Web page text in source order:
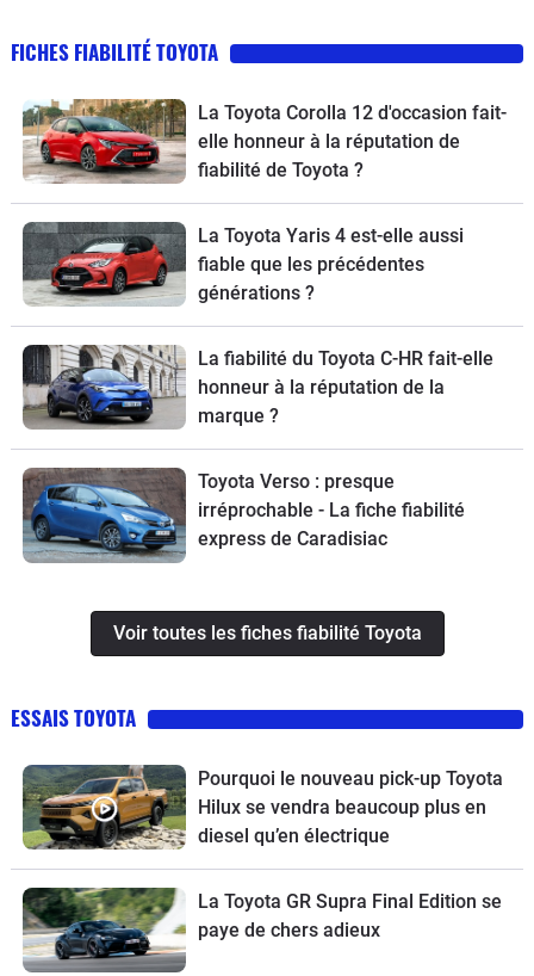
FICHES FIABILITÉ TOYOTA
La Toyota Corolla 12 d'occasion fait-
elle honneur à la réputation de
fiabilité de Toyota ?
La Toyota Yaris 4 est-elle aussi
fiable que les précédentes
générations ?
La fiabilité du Toyota C-HR fait-elle
honneur à la réputation de la
marque ?
Toyota Verso : presque
irréprochable - La fiche fiabilité
express de Caradisiac
Voir toutes les fiches fiabilité Toyota
ESSAIS TOYOTA
Pourquoi le nouveau pick-up Toyota
Hilux se vendra beaucoup plus en
diesel qu’en électrique
La Toyota GR Supra Final Edition se
paye de chers adieux